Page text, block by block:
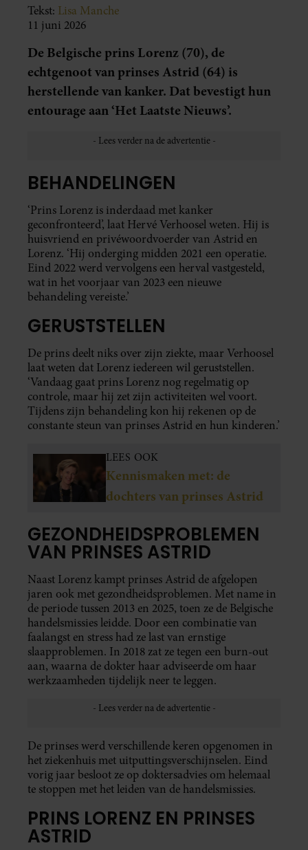
Tekst: Lisa Manche
11 juni 2026
De Belgische prins Lorenz (70), de
echtgenoot van prinses Astrid (64) is
herstellende van kanker. Dat bevestigt hun
entourage aan ‘Het Laatste Nieuws’.
BEHANDELINGEN
‘Prins Lorenz is inderdaad met kanker
geconfronteerd’, laat Hervé Verhoosel weten. Hij is
huisvriend en privéwoordvoerder van Astrid en
Lorenz. ‘Hij onderging midden 2021 een operatie.
Eind 2022 werd vervolgens een herval vastgesteld,
wat in het voorjaar van 2023 een nieuwe
behandeling vereiste.’
GERUSTSTELLEN
De prins deelt niks over zijn ziekte, maar Verhoosel
laat weten dat Lorenz iedereen wil geruststellen.
‘Vandaag gaat prins Lorenz nog regelmatig op
controle, maar hij zet zijn activiteiten wel voort.
Tijdens zijn behandeling kon hij rekenen op de
constante steun van prinses Astrid en hun kinderen.’
LEES OOK
Kennismaken met: de
dochters van prinses Astrid
GEZONDHEIDSPROBLEMEN
VAN PRINSES ASTRID
Naast Lorenz kampt prinses Astrid de afgelopen
jaren ook met gezondheidsproblemen. Met name in
de periode tussen 2013 en 2025, toen ze de Belgische
handelsmissies leidde. Door een combinatie van
faalangst en stress had ze last van ernstige
slaapproblemen. In 2018 zat ze tegen een burn-out
aan, waarna de dokter haar adviseerde om haar
werkzaamheden tijdelijk neer te leggen.
De prinses werd verschillende keren opgenomen in
het ziekenhuis met uitputtingsverschijnselen. Eind
vorig jaar besloot ze op doktersadvies om helemaal
te stoppen met het leiden van de handelsmissies.
PRINS LORENZ EN PRINSES
ASTRID